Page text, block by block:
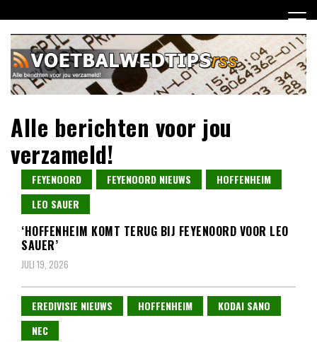
naar
inhoud
Alle berichten voor jou
verzameld!
FEYENOORD FEYENOORD NIEUWS
HOFFENHEIM
LEO SAUER
‘HOFFENHEIM KOMT TERUG BIJ FEYENOORD VOOR LEO
SAUER’
JULI 19, 2026
EREDIVISIE NIEUWS HOFFENHEIM
KODAI SANO
NEC